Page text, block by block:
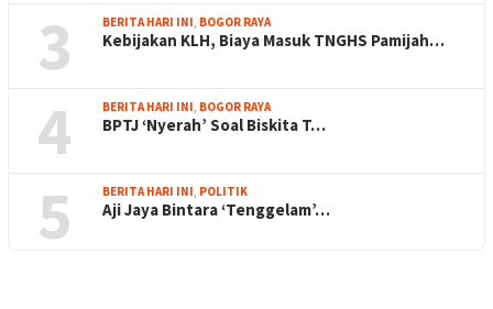
3 BERITA HARI INI BOGOR RAYA
Kebijakan KLH, Biaya Masuk TNGHS Pamijah…
4 BERITA HARI INI BOGOR RAYA
BPTJ ‘Nyerah’ Soal Biskita T…
5 BERITA HARI INI POLITIK
Aji Jaya Bintara ‘Tenggelam’…